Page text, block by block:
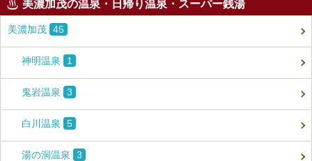
美濃加茂の温泉・日帰り温泉・スーパー銭湯
美濃加茂 45
神明温泉 1
鬼岩温泉 3
白川温泉 5
湯の洞温泉 3